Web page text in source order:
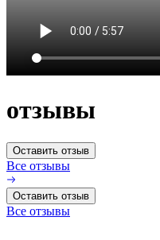
отзывы
Оставить отзыв
Все отзывы
Оставить отзыв
Все отзывы